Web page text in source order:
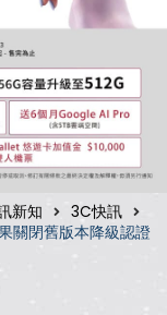
新知
3C快訊
關閉舊版本降級認證